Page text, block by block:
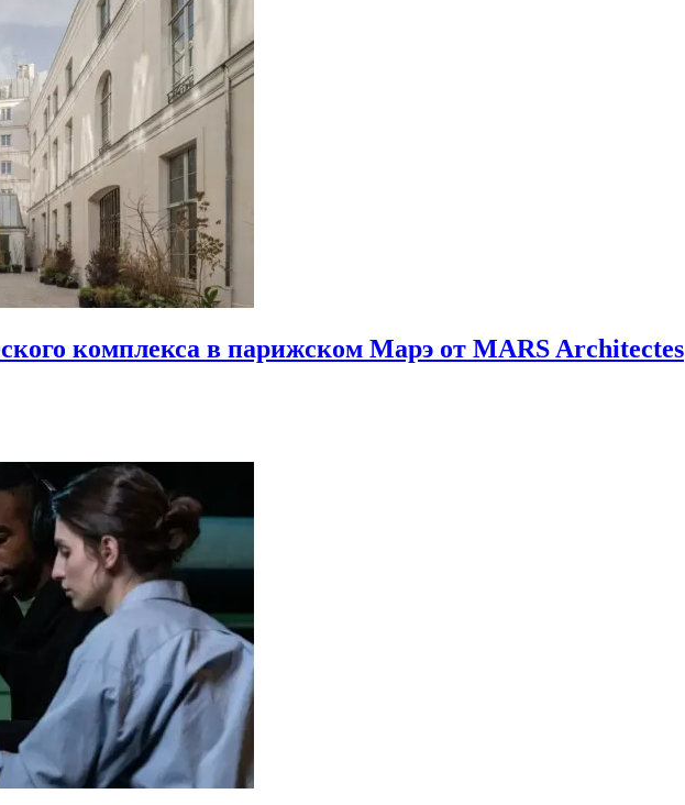
комплекса в парижском Марэ от MARS Architectes